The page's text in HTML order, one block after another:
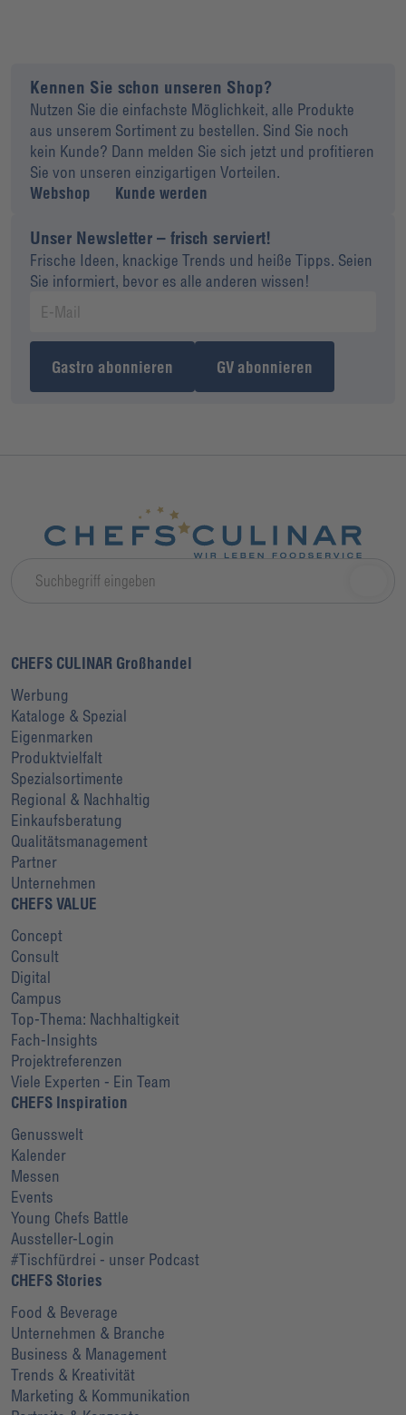
Kennen Sie schon unseren Shop?
Nutzen Sie die einfachste Möglichkeit, alle Produkte
aus unserem Sortiment zu bestellen. Sind Sie noch
kein Kunde? Dann melden Sie sich jetzt und profitieren
Sie von unseren einzigartigen Vorteilen.
Webshop
Kunde werden
Unser Newsletter – frisch serviert!
Frische Ideen, knackige Trends und heiße Tipps. Seien
Sie informiert, bevor es alle anderen wissen!
Gastro abonnieren GV abonnieren
CHEFS CULINAR Großhandel
Werbung
Kataloge & Spezial
Eigenmarken
Produktvielfalt
Spezialsortimente
Regional & Nachhaltig
Einkaufsberatung
Qualitätsmanagement
Partner
Unternehmen
CHEFS VALUE
Concept
Consult
Digital
Campus
Top-Thema: Nachhaltigkeit
Fach-Insights
Projektreferenzen
Viele Experten - Ein Team
CHEFS Inspiration
Genusswelt
Kalender
Messen
Events
Young Chefs Battle
Aussteller-Login
#Tischfürdrei - unser Podcast
CHEFS Stories
Food & Beverage
Unternehmen & Branche
Business & Management
Trends & Kreativität
Marketing & Kommunikation